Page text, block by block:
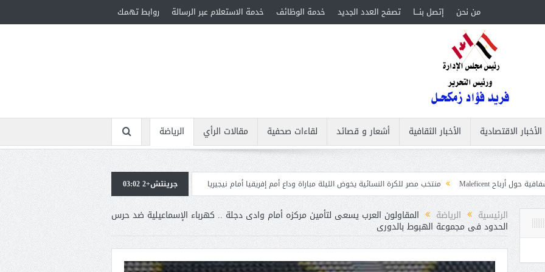
من نحن إتصل بنـــا تصفح العدد الجديد خدمة الوظائف خدمة الاستعلام عبر الرسالة روابط تهمك
الأخبار الاقتصادية الأخبار الثقافية أشعار و قصائد لقاءات صحفية مقالات الرأي
الرياضة
منتخب مصر للكرة النسائية يخوض الليلة مباراة وداع أمم إفريقيا أمام نيجيريا
استقبال جماهيرى حاشد لمحمد صلاح لدى وصوله إلى تركيا لإتمام انتقاله إلى
جرينتش+2 03:02
الرئيسية الرياضة المقاولون العرب يسعى لتأمين مركزه أمام وادى دجلة .. كهرباء الإسماعيلية ضد حرس
الحدود فى مجموعة الهبوط بالدورى